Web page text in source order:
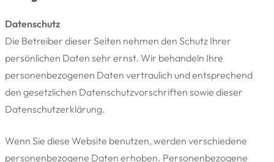
Datenschutz
Die Betreiber dieser Seiten nehmen den Schutz Ihrer
persönlichen Daten sehr ernst. Wir behandeln Ihre
personenbezogenen Daten vertraulich und entsprechend
den gesetzlichen Datenschutzvorschriften sowie dieser
Datenschutzerklärung.
Wenn Sie diese Website benutzen, werden verschiedene
personenbezogene Daten erhoben. Personenbezogene